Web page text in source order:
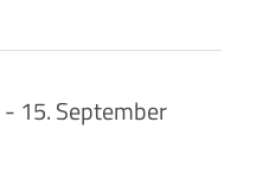
- 15. September